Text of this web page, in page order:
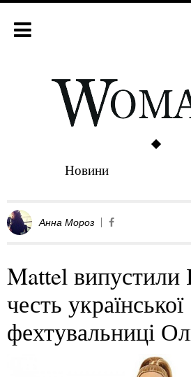
Новини
Анна Мороз
Mattel випустили
честь української
фехтувальниці